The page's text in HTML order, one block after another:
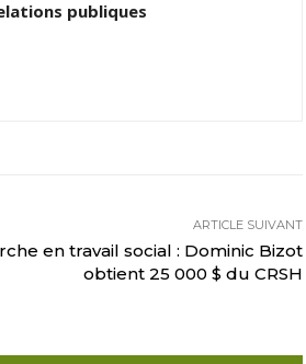
publiques
ARTICLE SUIVANT
en travail social : Dominic Bizot
obtient 25 000 $ du CRSH